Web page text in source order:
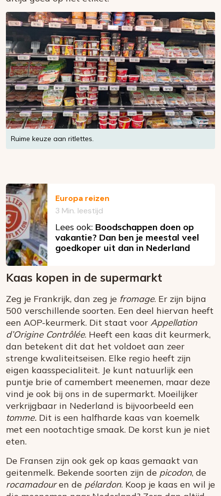
Ruime keuze aan ritlettes.
Europa reizen
3 Min. leestijd
Lees ook: Boodschappen doen op
vakantie? Dan ben je meestal veel
goedkoper uit dan in Nederland
Kaas kopen in de supermarkt
Zeg je Frankrijk, dan zeg je fromage. Er zijn bijna
500 verschillende soorten. Een deel hiervan heeft
een AOP-keurmerk. Dit staat voor Appellation
d’Origine Contrôlée. Heeft een kaas dit keurmerk,
dan betekent dit dat het voldoet aan zeer
strenge kwaliteitseisen. Elke regio heeft zijn
eigen kaasspecialiteit. Je kunt natuurlijk een
puntje brie of camembert meenemen, maar deze
vind je ook bij ons in de supermarkt. Moeilijker
verkrijgbaar in Nederland is bijvoorbeeld een
tomme. Dit is een halfharde kaas van koemelk
met een nootachtige smaak. De korst kun je niet
eten.
De Fransen zijn ook gek op kaas gemaakt van
geitenmelk. Bekende soorten zijn de picodon, de
rocamadouren de pélardon. Koop je kaas en wil je